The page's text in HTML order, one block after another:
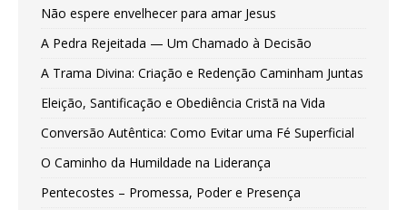
Não espere envelhecer para amar Jesus
A Pedra Rejeitada — Um Chamado à Decisão
A Trama Divina: Criação e Redenção Caminham Juntas
Eleição, Santificação e Obediência Cristã na Vida
Conversão Autêntica: Como Evitar uma Fé Superficial
O Caminho da Humildade na Liderança
Pentecostes – Promessa, Poder e Presença